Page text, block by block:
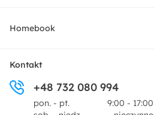
Dekoracje i akcesoria
Dostawa
Zwroty
Homebook
O nas
Centrum prasowe
Kontakt
+48 732 080 994
pon. - pt.
9:00 - 17:00